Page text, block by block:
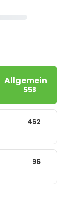
Allgemein
558
462
96